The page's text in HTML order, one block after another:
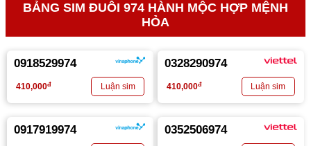
BẢNG SIM ĐUÔI 974 HÀNH MỘC HỢP MỆNH
HỎA
0918529974
410,000đ
0328290974
410,000đ
0917919974 0352506974